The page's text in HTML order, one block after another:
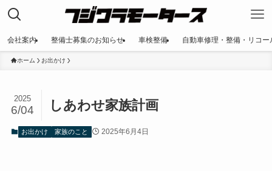
会社案内 整備士募集のお知らせ 車検整備 自動車修理・整備・リコー
ホーム お出かけ
しあわせ家族計画
2025
6/04
お出かけ 家族のこと 2025年6月4日